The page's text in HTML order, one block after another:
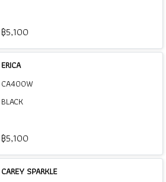
฿5,100
ERICA
CA400W
BLACK
฿5,100
CAREY SPARKLE